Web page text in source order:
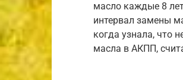
масло каждые 8
интервал замены
когда узнала, что
масла в АКПП,